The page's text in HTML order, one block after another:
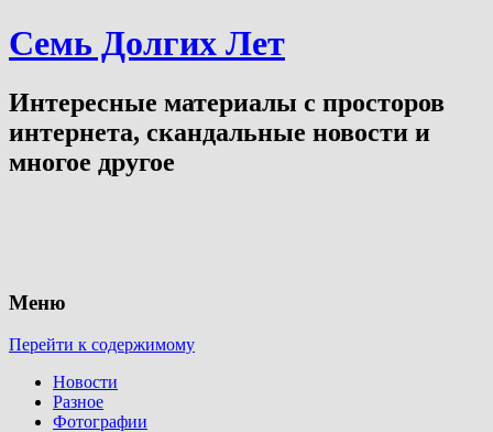
Семь Долгих Лет
Интересные материалы с просторов
интернета, скандальные новости и
многое другое
Меню
Перейти к содержимому
Новости
Разное
Фотографии